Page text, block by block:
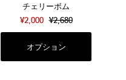
チェリーボム
¥2,000 ¥2,680
オプション